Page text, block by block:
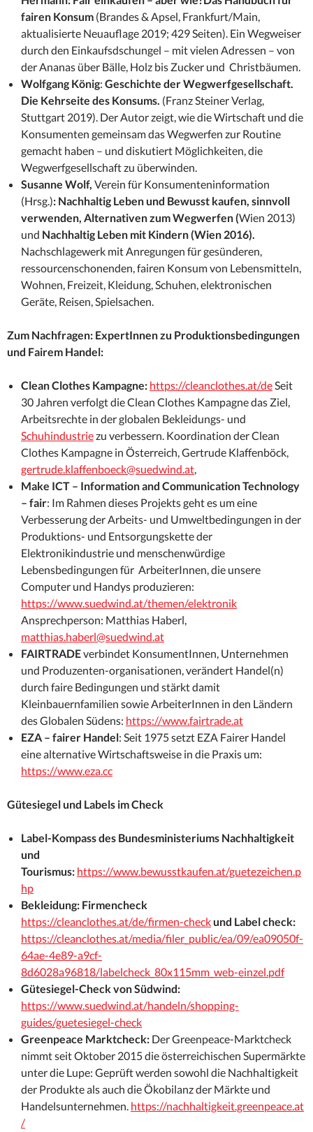
fairen Konsum (Brandes & Apsel, Frankfurt/Main,
aktualisierte Neuauflage 2019; 429 Seiten). Ein Wegweiser
durch den Einkaufsdschungel – mit vielen Adressen – von
der Ananas über Bälle, Holz bis Zucker und Christbäumen.
Wolfgang König: Geschichte der Wegwerfgesellschaft.
Die Kehrseite des Konsums. (Franz Steiner Verlag,
Stuttgart 2019). Der Autor zeigt, wie die Wirtschaft und die
Konsumenten gemeinsam das Wegwerfen zur Routine
gemacht haben – und diskutiert Möglichkeiten, die
Wegwerfgesellschaft zu überwinden.
Susanne Wolf, Verein für Konsumenteninformation
(Hrsg.): Nachhaltig Leben und Bewusst kaufen, sinnvoll
verwenden, Alternativen zum Wegwerfen (Wien 2013)
und Nachhaltig Leben mit Kindern (Wien 2016).
Nachschlagewerk mit Anregungen für gesünderen,
ressourcenschonenden, fairen Konsum von Lebensmitteln,
Wohnen, Freizeit, Kleidung, Schuhen, elektronischen
Geräte, Reisen, Spielsachen.
Zum Nachfragen: ExpertInnen zu Produktionsbedingungen
und Fairem Handel:
Clean Clothes Kampagne: https://cleanclothes.at/deSeit
30 Jahren verfolgt die Clean Clothes Kampagne das Ziel,
Arbeitsrechte in der globalen Bekleidungs- und
Schuhindustriezu verbessern. Koordination der Clean
Clothes Kampagne in Österreich, Gertrude Klaffenböck,
gertrude.klaffenboeck@suedwind.at,
Make ICT – Information and Communication Technology
– fair: Im Rahmen dieses Projekts geht es um eine
Verbesserung der Arbeits- und Umweltbedingungen in der
Produktions- und Entsorgungskette der
Elektronikindustrie und menschenwürdige
Lebensbedingungen für ArbeiterInnen, die unsere
Computer und Handys produzieren:
https://www.suedwind.at/themen/elektronik
Ansprechperson: Matthias Haberl,
matthias.haberl@suedwind.at
FAIRTRADEverbindet KonsumentInnen, Unternehmen
und Produzenten-organisationen, verändert Handel(n)
durch faire Bedingungen und stärkt damit
Kleinbauernfamilien sowie ArbeiterInnen in den Ländern
des Globalen Südens: https://www.fairtrade.at
EZA – fairer Handel: Seit 1975 setzt EZA Fairer Handel
eine alternative Wirtschaftsweise in die Praxis um:
https://www.eza.cc
Gütesiegel und Labels im Check
Label-Kompass des Bundesministeriums Nachhaltigkeit
und
Tourismus: https://www.bewusstkaufen.at/guetezeichen.p
hp
Bekleidung: Firmencheck
https://cleanclothes.at/de/firmen-checkund Label check:
https://cleanclothes.at/media/filer_public/ea/09/ea09050f-
64ae-4e89-a9cf-
8d6028a96818/labelcheck_80x115mm_web-einzel.pdf
Gütesiegel-Check von Südwind:
https://www.suedwind.at/handeln/shopping-
guides/guetesiegel-check
Greenpeace Marktcheck: Der Greenpeace-Marktcheck
nimmt seit Oktober 2015 die österreichischen Supermärkte
unter die Lupe: Geprüft werden sowohl die Nachhaltigkeit
der Produkte als auch die Ökobilanz der Märkte und
Handelsunternehmen. https://nachhaltigkeit.greenpeace.at
/